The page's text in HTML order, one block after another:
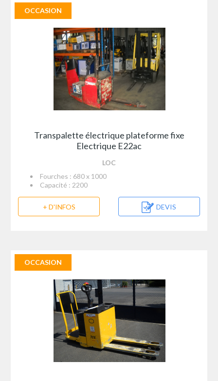
OCCASION
Transpalette électrique plateforme fixe
Electrique E22ac
LOC
Fourches : 680 x 1000
Capacité : 2200
+ D'INFOS DEVIS
OCCASION